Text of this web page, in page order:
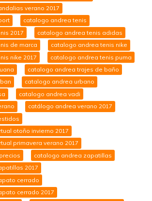
verano 2017
catalogo andrea tenis
2017
catalogo andrea tenis adidas
de marca
catalogo andrea tenis nike
nike 2017
catalogo andrea tenis puma
catalogo andrea trajes de baño
catalogo andrea urbano
catalogo andrea vadi
catálogo andrea verano 2017
otoño invierno 2017
primavera verano 2017
catalogo andrea zapatillas
2017
cerrado
cerrado 2017